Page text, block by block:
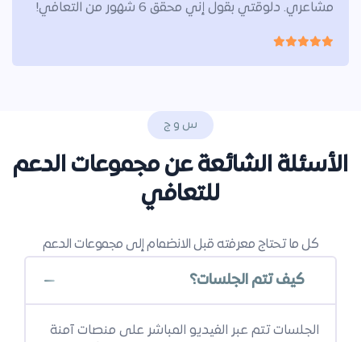
مشاعري. دلوقتي بقول إني محقق 6 شهور من التعافي!
س و ج
الأسئلة الشائعةعن مجموعات الدعم
للتعافي
كل ما تحتاج معرفته قبل الانضمام إلى مجموعات الدعم
كيف تتم الجلسات؟
الجلسات تتم عبر الفيديو المباشر على منصات آمنة